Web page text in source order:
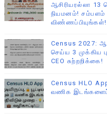
ஆசிரியரல்லா 13
நியமனம்! சம்பளம்
விண்ணப்பியுங்கள்!
Census 2027:
செய்ய 3 முக்கிய
CEO சுற்றறிக்கை!
Census HLO
வணிக இடங்களைப்